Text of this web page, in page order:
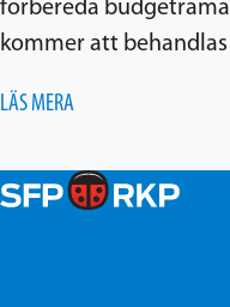
förbereda
kommer att
LÄS MERA